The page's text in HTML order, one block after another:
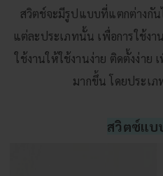
สวิตช์จะมีรูปแบบที่แตกต่างกั
แต่ละประเภทนั้น เพื่อการใช้งา
ใช้งานให้ใช้งานง่าย ติดตั้งง่าย
มากขึ้น โดยประเ
สวิตซ์แบ